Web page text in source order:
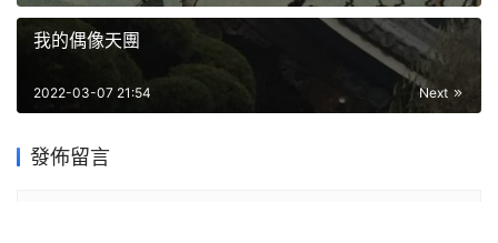
我的偶像天團
Next
2022-03-07 21:54
發佈留言